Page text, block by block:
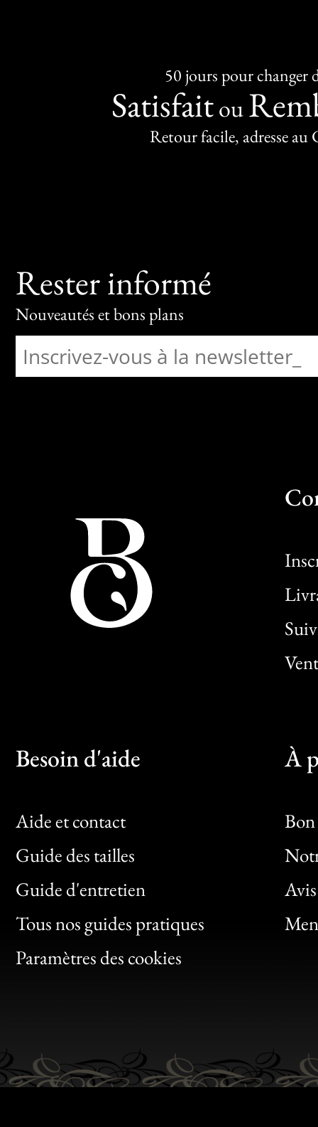
50 jours pour changer
Satisfaitou
Retour facile, adresse au
Rester informé
Nouveautés et bons plans
Besoin d'aide
Aide et contact
Guide des tailles
Guide d'entretien
Tous nos guides pratiques
Paramètres des cookies
À
Bon
Clic